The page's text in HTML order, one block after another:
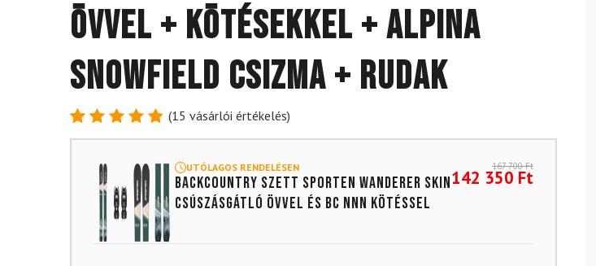
övvel + kötésekkel + Alpina
Snowfield csizma + rudak
Értékelés
5-ből,
15
értékelés
alapján
(15 vásárlói értékelés)
UTÓLAGOS RENDELÉSEN
Backcountry szett SPORTEN Wanderer SKIN
csúszásgátló övvel és BC NNN kötéssel
167 700Ft
142 350 Ft